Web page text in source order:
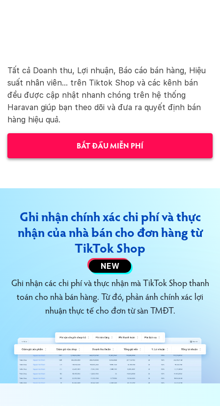
Tất cả Doanh thu, Lợi nhuận, Báo cáo bán hàng, Hiệu
suất nhân viên... trên Tiktok Shop và các kênh bán
đều được cập nhật nhanh chóng trên hệ thống
Haravan giúp bạn theo dõi và đưa ra quyết định bán
hàng hiệu quả.
BẮT ĐẦU MIỄN PHÍ
Ghi nhận chính xác chi phí và thực
nhận của nhà bán cho đơn hàng từ
TikTok Shop
NEW
Ghi nhận các chi phí và thực nhận mà TikTok Shop thanh
toán cho nhà bán hàng. Từ đó, phản ánh chính xác lợi
nhuận thực tế cho đơn từ sàn TMĐT.